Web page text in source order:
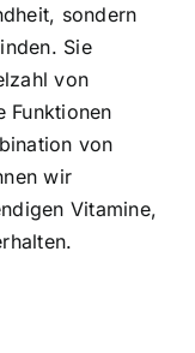
sondern
Sie
von
Funktionen
von
wir
Vitamine,